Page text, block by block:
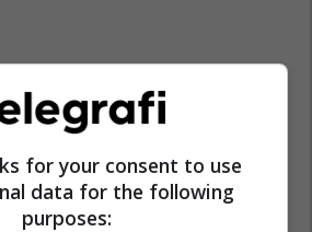
for your consent to use
data for the following
purposes: